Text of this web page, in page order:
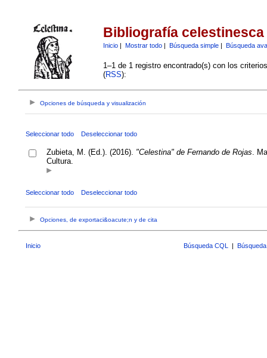
Bibliografía celestinesca
Inicio| Mostrar todo| Búsqueda simple| Búsqueda
1–1 de 1 registro encontrado(s) con los
(RSS):
Opciones de búsqueda y visualización
Seleccionar todo Deseleccionar todo
Zubieta, M. (Ed.). (2016). "Celestina" de Fernando de Rojas .
Cultura.
Seleccionar todo Deseleccionar todo
Opciones, de exportaci&oacute;n y de cita
Inicio Búsqueda CQL |